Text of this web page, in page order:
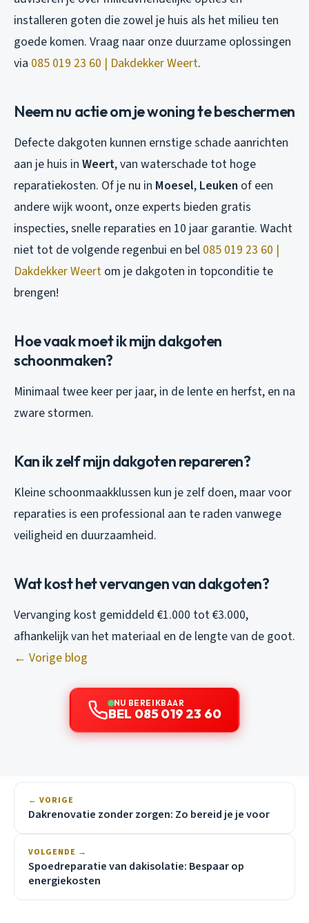
installeren goten die zowel je huis als het milieu ten
goede komen. Vraag naar onze duurzame oplossingen
via 085 019 23 60 | Dakdekker Weert.
Neem nu actie om je woning te beschermen
Defecte dakgoten kunnen ernstige schade aanrichten
aan je huis in Weert, van waterschade tot hoge
reparatiekosten. Of je nu in Moesel, Leuken of een
andere wijk woont, onze experts bieden gratis
inspecties, snelle reparaties en 10 jaar garantie. Wacht
niet tot de volgende regenbui en bel 085 019 23 60 |
Dakdekker Weert om je dakgoten in topconditie te
brengen!
Hoe vaak moet ik mijn dakgoten
schoonmaken?
Minimaal twee keer per jaar, in de lente en herfst, en na
zware stormen.
Kan ik zelf mijn dakgoten repareren?
Kleine schoonmaakklussen kun je zelf doen, maar voor
reparaties is een professional aan te raden vanwege
veiligheid en duurzaamheid.
Wat kost het vervangen van dakgoten?
Vervanging kost gemiddeld €1.000 tot €3.000,
afhankelijk van het materiaal en de lengte van de goot.
← Vorige blog
NU BEREIKBAAR
BEL 085 019 23 60
← VORIGE
Dakrenovatie zonder zorgen: Zo bereid je je voor
VOLGENDE →
Spoedreparatie van dakisolatie: Bespaar op
energiekosten